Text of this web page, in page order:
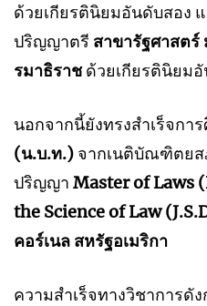
ด้วยเกียรตินิยมอันดับสอง
ปริญญาตรี สาขารัฐศาสต
รมาธิราชด้วยเกียรตินิยม
นอกจากนี้ยังทรงสำเร็จกา
(น.บ.ท.) จากเนติบัณฑิตย
ปริญญา Master of Laws
the Science of Law
คอร์เนล สหรัฐอเมริกา
ความสำเร็จทางวิชาการดั